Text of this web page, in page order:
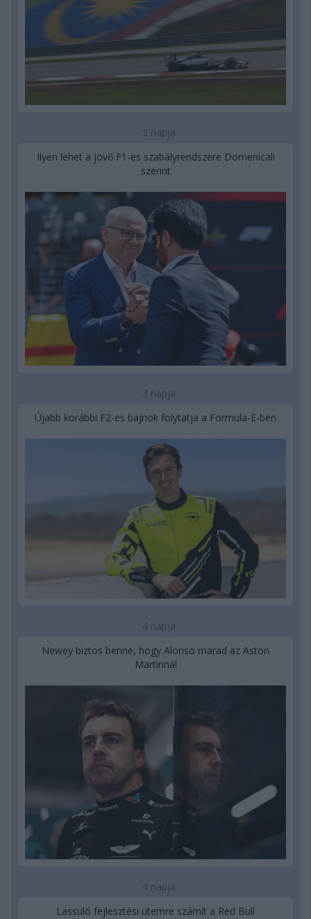
3 napja
Ilyen lehet a jövő F1-es szabályrendszere Domenicali
szerint
3 napja
Újabb korábbi F2-es bajnok folytatja a Formula-E-ben
4 napja
Newey biztos benne, hogy Alonso marad az Aston
Martinnál
4 napja
Lassuló fejlesztési ütemre számít a Red Bull